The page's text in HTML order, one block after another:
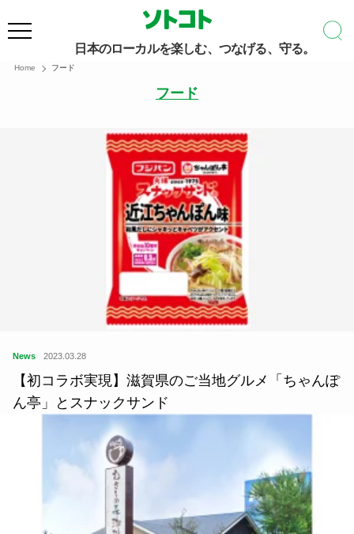
日本のローカルを楽しむ、つなげる、守る。
Home フード
フード
News 2023.03.28
【初コラボ実現】滋賀県のご当地グルメ「ちゃんぽ
ん亭」とスナックサンド